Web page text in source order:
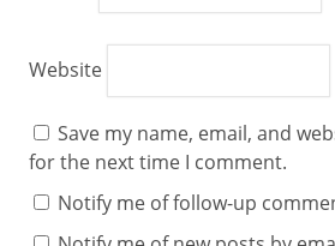
Website
Save my name, email, and
for the next time I comment.
Notify me of follow-up